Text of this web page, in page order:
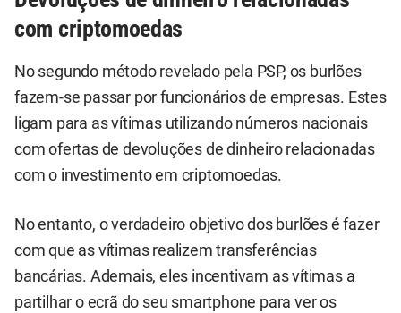
com criptomoedas
No segundo método revelado pela PSP, os burlões
fazem-se passar por funcionários de empresas. Estes
ligam para as vítimas utilizando números nacionais
com ofertas de devoluções de dinheiro relacionadas
com o investimento em criptomoedas.
No entanto, o verdadeiro objetivo dos burlões é fazer
com que as vítimas realizem transferências
bancárias. Ademais, eles incentivam as vítimas a
partilhar o ecrã do seu smartphone para ver os